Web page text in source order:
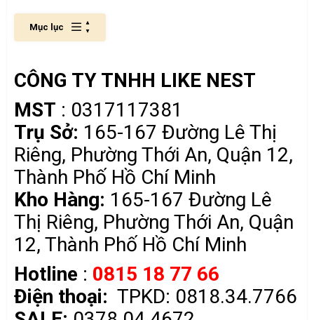
Mục lục
CÔNG TY TNHH LIKE NEST
MST : 0317117381
Trụ Sở: 165-167 Đường Lê Thị
Riêng, Phường Thới An, Quận 12,
Thành Phố Hồ Chí Minh
Kho Hàng: 165-167 Đường Lê
Thị Riêng, Phường Thới An, Quận
12, Thành Phố Hồ Chí Minh
Hotline : 0815 18 77 66
Điện thoại: TPKD: 0818.34.7766